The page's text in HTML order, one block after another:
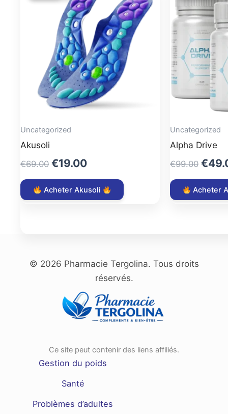
Uncategorized
Akusoli
€69.00 Original
price
was:
€69.00.
€19.00Current
price
is:
€19.00.
Acheter Akusoli
Uncategorized
Alpha Drive
€99.00
price
was:
€
Acheter
© 2026 Pharmacie Tergolina. Tous droits
réservés.
Ce site peut contenir des liens affiliés.
Gestion du poids
Santé
Problèmes d’adultes